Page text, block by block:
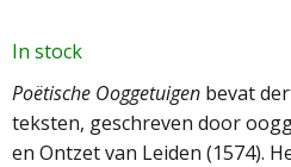
In stock
Poëtische Ooggetuigen bevat
teksten, geschreven door
en Ontzet van Leiden (1574).